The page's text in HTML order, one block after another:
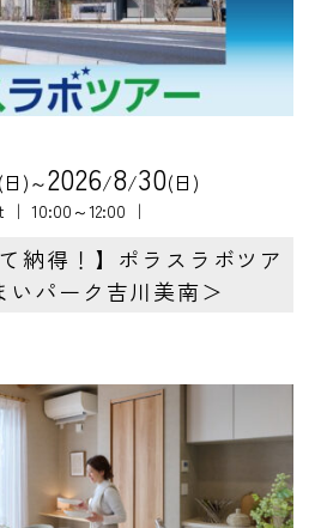
)～2026/8/30(日)
｜ 10:00～12:00 ｜
納得！】ポラスラボツア
いパーク吉川美南＞